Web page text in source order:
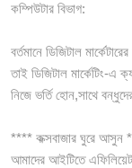
কম্পিউটার বিভাগ:
বর্তমানে ডিজিটাল
তাই ডিজিটাল মার্কেটিং-
নিজে ভর্তি হোন,সাথে
**** কক্সবাজার ঘুরে আসুন
আমাদের আইটিতে